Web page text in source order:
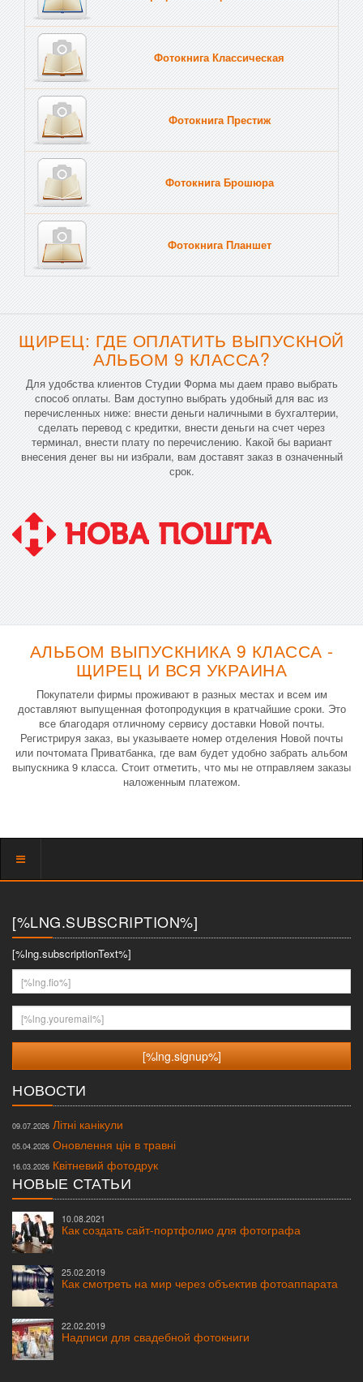
Фотокнига Классическая
Фотокнига Престиж
Фотокнига Брошюра
Фотокнига Планшет
ЩИРЕЦ: ГДЕ ОПЛАТИТЬ ВЫПУСКНОЙ
АЛЬБОМ 9 КЛАССА?
Для удобства клиентов Студии Форма мы даем право выбрать
способ оплаты. Вам доступно выбрать удобный для вас из
перечисленных ниже: внести деньги наличными в бухгалтерии,
сделать перевод с кредитки, внести деньги на счет через
терминал, внести плату по перечислению. Какой бы вариант
внесения денег вы ни избрали, вам доставят заказ в означенный
срок.
АЛЬБОМ ВЫПУСКНИКА 9 КЛАССА -
ЩИРЕЦ И ВСЯ УКРАИНА
Покупатели фирмы проживают в разных местах и всем им
доставляют выпущенная фотопродукция в кратчайшие сроки. Это
все благодаря отличному сервису доставки Новой почты.
Регистрируя заказ, вы указываете номер отделения Новой почты
или почтомата Приватбанка, где вам будет удобно забрать альбом
выпускника 9 класса. Стоит отметить, что мы не отправляем заказы
наложенным платежом.
Показать
[%LNG.SUBSCRIPTION%]
[%lng.subscriptionText%]
[%lng.fio%]
[%lng.youremail%]
НОВОСТИ
09.07.2026 Літні канікули
05.04.2026 Оновлення цін в травні
16.03.2026 Квітневий фотодрук
НОВЫЕ СТАТЬИ
10.08.2021
Как создать сайт-портфолио для фотографа
25.02.2019
Как смотреть на мир через объектив фотоаппарата
22.02.2019
Надписи для свадебной фотокниги